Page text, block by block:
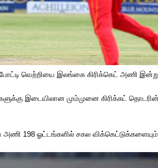
வெற்றியை இலங்கை கிரிக்கெட் அணி இன்று
இடையிலான மும்முனை கிரிக்கட்
அணி 198 ஓட்டங்களில் சகல